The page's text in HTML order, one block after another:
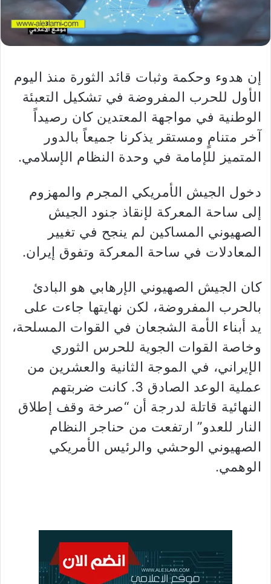
إن هدوء وحكمة وثبات قائد الثورة منذ اليوم
الأول للحرب المفروضة في تشكيل التعبئة
الوطنية في مواجهة المعتدين كان رصيداً
آخر متنامٍ ومستقر يذكرنا جميعاً بالدور
المتميز للإمامة في وحدة النظام الإسلامي.
دخول الجيش الأمريكي المجرم والمهزوم
إلى ساحة المعركة لإنقاذ جنود الجيش
الصهيوني المساكين لم ينجح في تغيير
المعادلات في ساحة المعركة وتفوق إيران.
كان الجيش الصهيوني الإرهابي هو البادئ
بالحرب المفروضة، لكن نهايتها جاءت على
يد أبناء الأمة الشجعان في القوات المسلحة،
وخاصة القوات الجوية للحرس الثوري
الإيراني، في الموجة الثانية والعشرين من
عملية الوعد الصادق 3. كانت ضربتهم
النهائية قاتلة لدرجة أن “صرخة وقف إطلاق
النار للعدو” ارتفعت من حناجر النظام
الصهيوني الوحشي والرئيس الأمريكي
الوهمي.